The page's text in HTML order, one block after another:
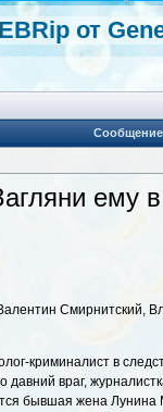
от
Сообщение
ему
Смирнитский,
криминалист в
враг,
бывшая жена Лунина